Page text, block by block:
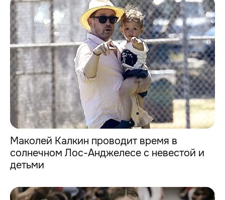
Маколей Калкин проводит время в
солнечном Лос-Анджелесе с невестой и
детьми